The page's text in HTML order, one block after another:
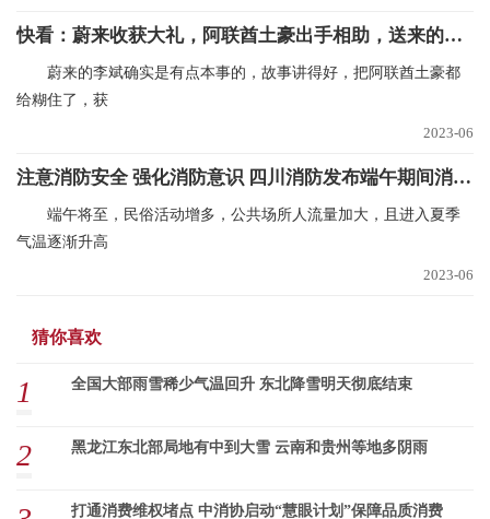
快看：蔚来收获大礼，阿联酋土豪出手相助，送来的钱够蔚来亏一个季度
蔚来的李斌确实是有点本事的，故事讲得好，把阿联酋土豪都
给糊住了，获
2023-06
注意消防安全 强化消防意识 四川消防发布端午期间消防安全提示
端午将至，民俗活动增多，公共场所人流量加大，且进入夏季
气温逐渐升高
2023-06
猜你喜欢
1 全国大部雨雪稀少气温回升 东北降雪明天彻底结束
2 黑龙江东北部局地有中到大雪 云南和贵州等地多阴雨
打通消费维权堵点 中消协启动“慧眼计划”保障品质消费